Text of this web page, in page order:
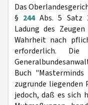
Das
§ 244Abs. 5 Satz
Ladung des
Wahrheit nach
erforderlich. Die
Buch
zugrunde liegenden
jedoch, daß es sich